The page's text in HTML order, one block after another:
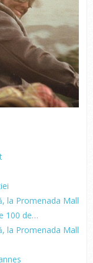
la Promenada Mall
100 de…
la Promenada Mall